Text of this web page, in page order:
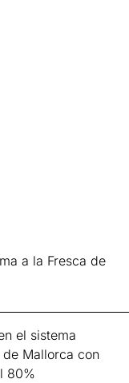
a la Fresca de
el sistema
Mallorca con
80%